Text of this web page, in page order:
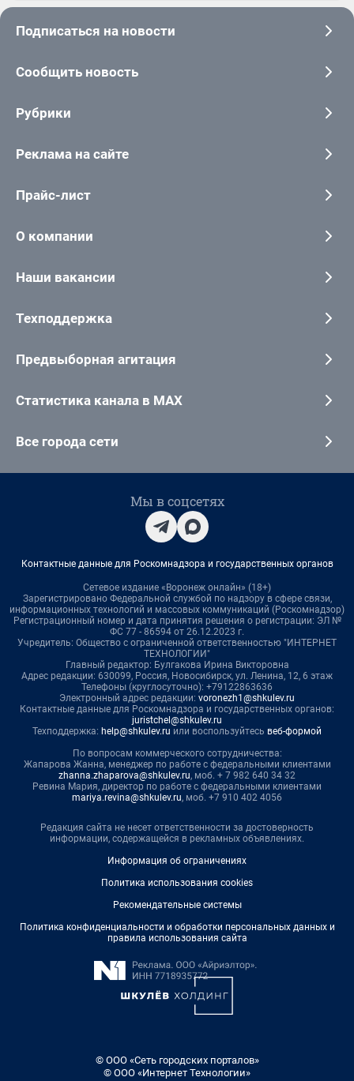
Подписаться на новости
Сообщить новость
Рубрики
Реклама на сайте
Прайс-лист
О компании
Наши вакансии
Техподдержка
Предвыборная агитация
Статистика канала в MAX
Все города сети
Мы в соцсетях
Контактные данные для Роскомнадзора и государственных органов
Сетевое издание «Воронеж онлайн» (18+)
Зарегистрировано Федеральной службой по надзору в сфере связи,
информационных технологий и массовых коммуникаций (Роскомнадзор)
Регистрационный номер и дата принятия решения о регистрации: ЭЛ №
ФС 77 - 86594 от 26.12.2023 г.
Учредитель: Общество с ограниченной ответственностью "ИНТЕРНЕТ
ТЕХНОЛОГИИ"
Главный редактор: Булгакова Ирина Викторовна
Адрес редакции: 630099, Россия, Новосибирск, ул. Ленина, 12, 6 этаж
Телефоны (круглосуточно): +79122863636
Электронный адрес редакции: voronezh1@shkulev.ru
Контактные данные для Роскомнадзора и государственных органов:
juristchel@shkulev.ru
Техподдержка: help@shkulev.ru или воспользуйтесь веб-формой
По вопросам коммерческого сотрудничества:
Жапарова Жанна, менеджер по работе с федеральными клиентами
zhanna.zhaparova@shkulev.ru, моб. + 7 982 640 34 32
Ревина Мария, директор по работе с федеральными клиентами
mariya.revina@shkulev.ru, моб. +7 910 402 4056
Редакция сайта не несет ответственности за достоверность
информации, содержащейся в рекламных объявлениях.
Информация об ограничениях
Политика использования cookies
Рекомендательные системы
Политика конфиденциальности и обработки персональных данных и
правила использования сайта
© ООО «Сеть городских порталов»
© ООО «Интернет Технологии»